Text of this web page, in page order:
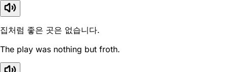
집처럼 좋은 곳은 없습니다.
The play was nothing but froth.